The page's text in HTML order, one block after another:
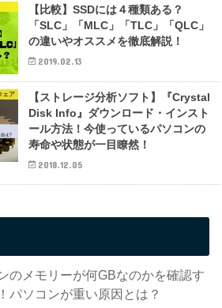
【比較】SSDには４種類ある？
「SLC」「MLC」「TLC」「QLC」
の違いやオススメを徹底解説！
2019.02.13
ェア
【ストレージ分析ソフト】『Crystal
Disk Info』ダウンロード・インスト
ール方法！今使っているパソコンの
寿命や状態が一目瞭然！
2018.12.05
のメモリーが何GBなのかを確認す
パソコンが重い原因とは？